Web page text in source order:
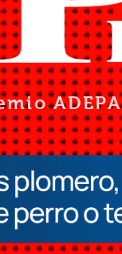
ADEPA